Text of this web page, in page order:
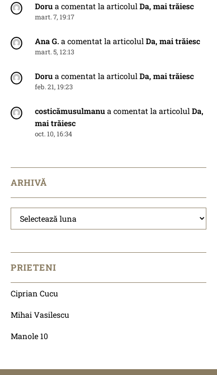
Dorua comentat la articolulDa, mai trăiesc
mart. 7, 19:17
Ana G.a comentat la articolulDa, mai trăiesc
mart. 5, 12:13
Dorua comentat la articolulDa, mai trăiesc
feb. 21, 19:23
costicămusulmanua comentat la articolulDa,
mai trăiesc
oct. 10, 16:34
ARHIVĂ
Arhivă
PRIETENI
Ciprian Cucu
Mihai Vasilescu
Manole 10